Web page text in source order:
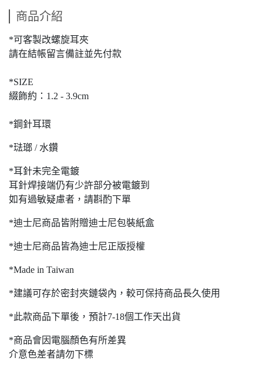
商品介紹
*可客製改螺旋耳夾
請在結帳留言備註並先付款
*SIZE
綴飾約：1.2 - 3.9cm
*鋼針耳環
*琺瑯 / 水鑽
*耳針未完全電鍍
耳針焊接端仍有少許部分被電鍍到
如有過敏疑慮者，請斟酌下單
*迪士尼商品皆附贈迪士尼包裝紙盒
*迪士尼商品皆為迪士尼正版授權
*Made in Taiwan
*建議可存於密封夾鏈袋內，較可保持商品長久使用
*此款商品下單後，預計7-18個工作天出貨
*商品會因電腦顏色有所差異
介意色差者請勿下標